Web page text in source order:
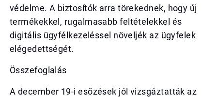
védelme. A biztosítók arra törekednek, hogy új
termékekkel, rugalmasabb feltételekkel és
digitális ügyfélkezeléssel növeljék az ügyfelek
elégedettségét.
Összefoglalás
A december 19-i esőzések jól vizsgáztatták az